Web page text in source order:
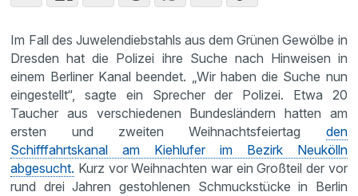
Im Fall des Juwelendiebstahls aus dem Grünen Gewölbe in
Dresden hat die Polizei ihre Suche nach Hinweisen in
einem Berliner Kanal beendet. „Wir haben die Suche nun
eingestellt“, sagte ein Sprecher der Polizei. Etwa 20
Taucher aus verschiedenen Bundesländern hatten am
ersten und zweiten Weihnachtsfeiertag den
Schifffahrtskanal am Kiehlufer im Bezirk Neukölln
abgesucht. Kurz vor Weihnachten war ein Großteil der vor
rund drei Jahren gestohlenen Schmuckstücke in Berlin